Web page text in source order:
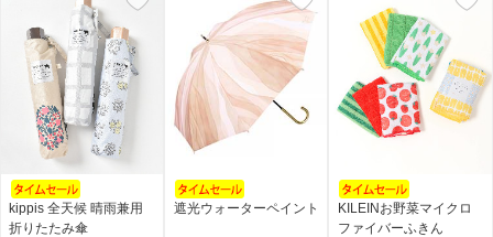
kippis 全天候 晴雨兼用
折りたたみ傘
遮光ウォーターペイント
KILEINお野菜マイクロ
ファイバーふきん